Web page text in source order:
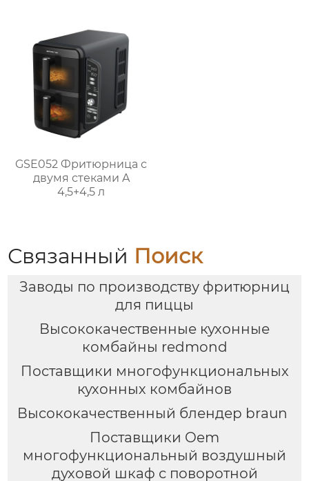
GSE052 Фритюрница с
двумя стеками A
4,5+4,5 л
Связанный Поиск
Заводы по производству фритюрниц
для пиццы
Высококачественные кухонные
комбайны redmond
Поставщики многофункциональных
кухонных комбайнов
Высококачественный блендер braun
Поставщики Oem
многофункциональный воздушный
духовой шкаф с поворотной